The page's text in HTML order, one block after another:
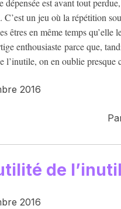
dépensée est avant tout
C’est un jeu où la répétition
êtres en même temps qu’elle
enthousiaste parce que,
l’inutile, on en oublie presque
2016
de
2016